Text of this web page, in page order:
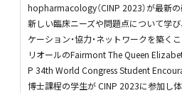
hopharmacology（CINP 2023）が最新
新しい臨床ニーズや問題点について学
ケーション・協力・ネットワークを築く
リオールのFairmont The Queen
P 34th World Congress Student
博士課程の学生が CINP 2023に参加し